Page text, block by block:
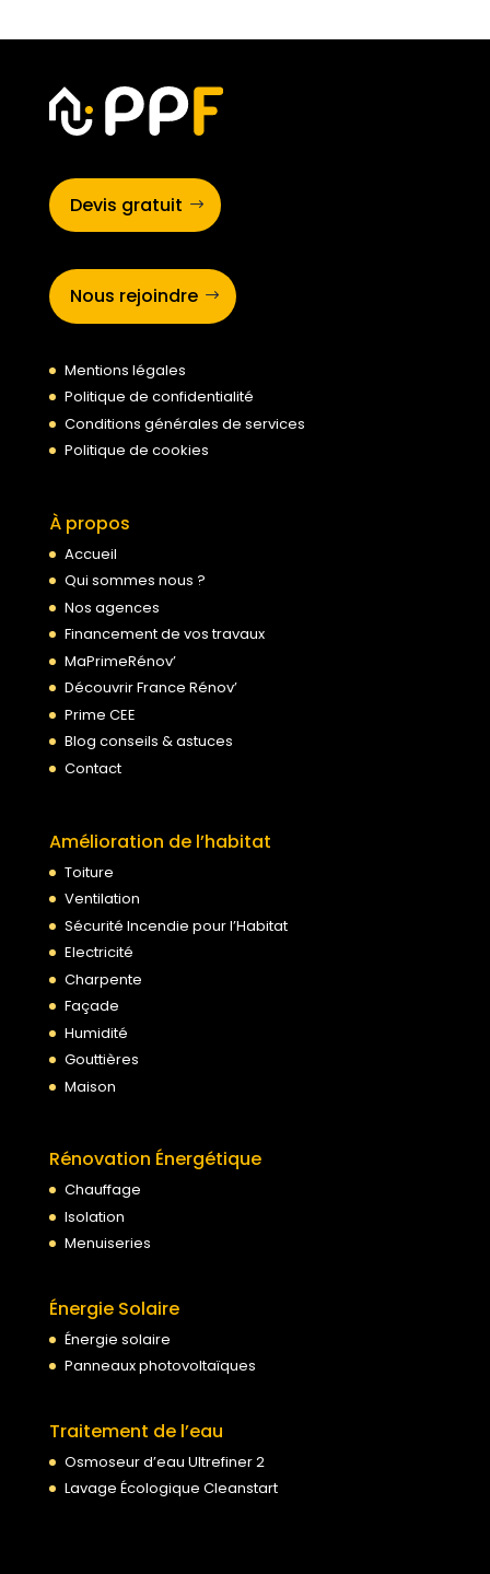
Devis gratuit
Nous rejoindre
Mentions légales
Politique de confidentialité
Conditions générales de services
Politique de cookies
À propos
Accueil
Qui sommes nous ?
Nos agences
Financement de vos travaux
MaPrimeRénov’
Découvrir France Rénov’
Prime CEE
Blog conseils & astuces
Contact
Amélioration de l’habitat
Toiture
Ventilation
Sécurité Incendie pour l’Habitat
Electricité
Charpente
Façade
Humidité
Gouttières
Maison
Rénovation Énergétique
Chauffage
Isolation
Menuiseries
Énergie Solaire
Énergie solaire
Panneaux photovoltaïques
Traitement de l’eau
Osmoseur d’eau Ultrefiner 2
Lavage Écologique Cleanstart